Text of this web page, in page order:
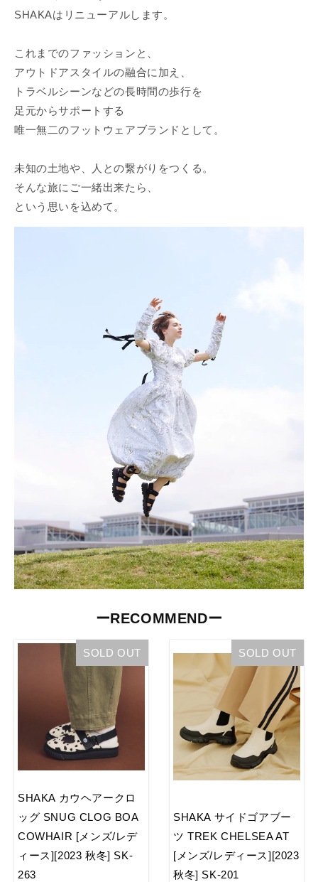
SHAKAはリニューアルします。
これまでのファッションと、
アウトドアスタイルの融合に加え、
トラベルシーンなどの長時間の歩行を
足元からサポートする
唯一無二のフットウェアブランドとして。
未知の土地や、人との繋がりをつくる。
そんな旅にご一緒出来たら、
という思いを込めて。
ーRECOMMENDー
SOLD OUT
SHAKA カウヘアークロ
ッグ SNUG CLOG BOA
COWHAIR [メンズ/レデ
ィース][2023 秋冬] SK-
263
SOLD OUT
SHAKA サイドゴアブー
ツ TREK CHELSEA AT
[メンズ/レディース][2023
秋冬] SK-201